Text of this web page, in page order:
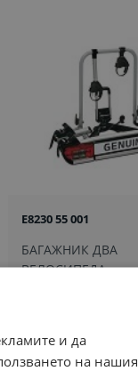
E8230 55 001
БАГАЖНИК ДВА
ВЕЛОСИПЕДА
и да
на нашия